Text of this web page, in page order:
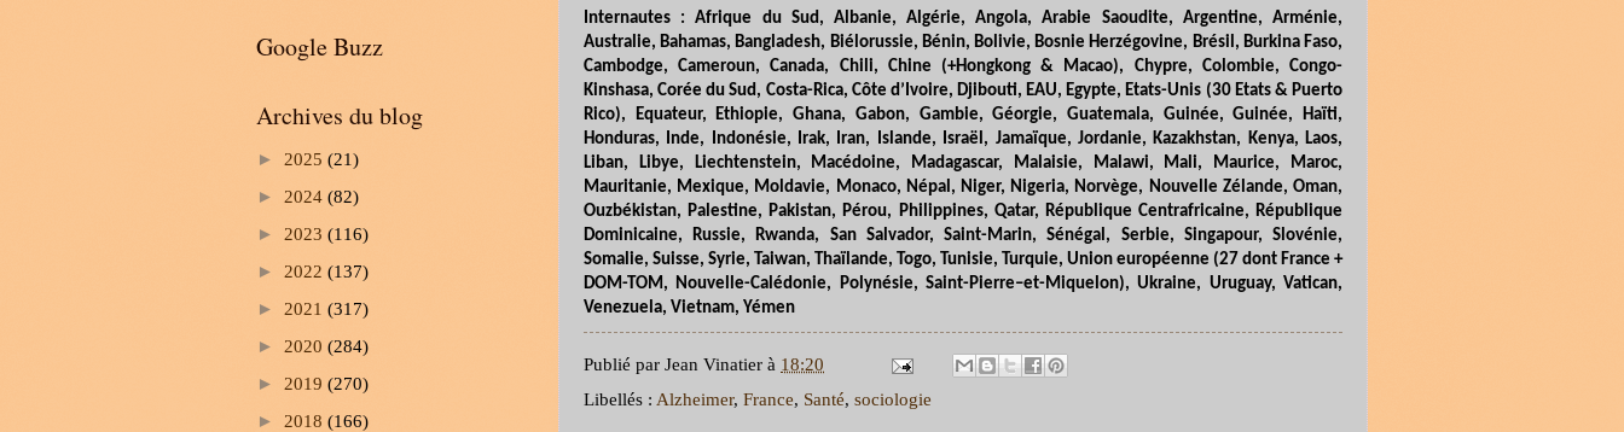
Internautes : Afrique du Sud, Albanie, Algérie, Angola, Arabie Saoudite, Argentine, Arménie,
Australie, Bahamas, Bangladesh, Biélorussie, Bénin, Bolivie, Bosnie Herzégovine, Brésil, Burkina Faso,
Cambodge, Cameroun, Canada, Chili, Chine (+Hongkong & Macao), Chypre, Colombie, Congo-
Kinshasa, Corée du Sud, Costa-Rica, Côte d’Ivoire, Djibouti, EAU, Egypte, Etats-Unis (30 Etats & Puerto
Rico), Equateur, Ethiopie, Ghana, Gabon, Gambie, Géorgie, Guatemala, Guinée, Guinée, Haïti,
Honduras, Inde, Indonésie, Irak, Iran, Islande, Israël, Jamaïque, Jordanie, Kazakhstan, Kenya, Laos,
Liban, Libye, Liechtenstein, Macédoine, Madagascar, Malaisie, Malawi, Mali, Maurice, Maroc,
Mauritanie, Mexique, Moldavie, Monaco, Népal, Niger, Nigeria, Norvège, Nouvelle Zélande, Oman,
Ouzbékistan, Palestine, Pakistan, Pérou, Philippines, Qatar, République Centrafricaine, République
Dominicaine, Russie, Rwanda, San Salvador, Saint-Marin, Sénégal, Serbie, Singapour, Slovénie,
Somalie, Suisse, Syrie, Taiwan, Thaïlande, Togo, Tunisie, Turquie, Union européenne (27 dont France +
DOM-TOM, Nouvelle-Calédonie, Polynésie, Saint-Pierre–et-Miquelon), Ukraine, Uruguay, Vatican,
Venezuela, Vietnam, Yémen
Publié par Jean Vinatier à 18:20
Libellés : Alzheimer, France, Santé, sociologie
Google Buzz
Archives du blog
► 2025 (21)
► 2024 (82)
► 2023 (116)
► 2022 (137)
► 2021 (317)
► 2020 (284)
► 2019 (270)
► 2018 (166)